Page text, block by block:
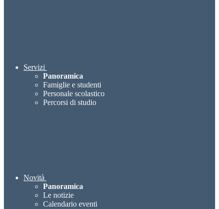
Servizi
Panoramica
Famiglie e studenti
Personale scolastico
Percorsi di studio
Novità
Panoramica
Le notizie
Calendario eventi